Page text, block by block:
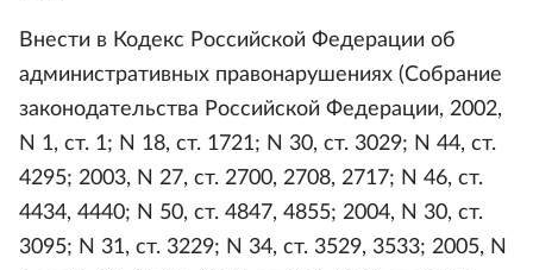
Внести в Кодекс Российской Федерации об
административных правонарушениях (Собрание
законодательства Российской Федерации, 2002,
N 1, ст. 1; N 18, ст. 1721; N 30, ст. 3029; N 44, ст.
4295; 2003, N 27, ст. 2700, 2708, 2717; N 46, ст.
4434, 4440; N 50, ст. 4847, 4855; 2004, N 30, ст.
3095; N 31, ст. 3229; N 34, ст. 3529, 3533; 2005, N